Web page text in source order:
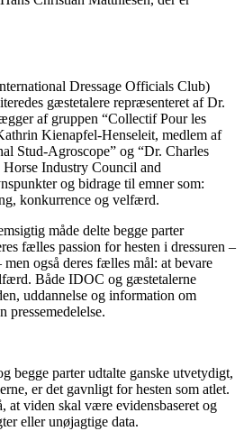
Dressage Officials Club)
gæstetalere repræsenteret af Dr.
af gruppen “Collectif Pour les
Kienapfel-Henseleit, medlem af
Stud-Agroscope” og “Dr. Charles
Industry Council and
og bidrage til emner som:
konkurrence og velfærd.
måde delte begge parter
fælles passion for hesten i dressuren –
også deres fælles mål: at bevare
Både IDOC og gæstetalerne
uddannelse og information om
pressemedelelse.
begge parter udtalte ganske utvetydigt,
er det gavnligt for hesten som atlet.
at viden skal være evidensbaseret og
eller unøjagtige data.